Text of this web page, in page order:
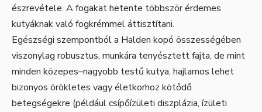
észrevétele. A fogakat hetente többször érdemes
kutyáknak való fogkrémmel áttisztítani.
Egészségi szempontból a Halden kopó összességében
viszonylag robusztus, munkára tenyésztett fajta, de mint
minden közepes–nagyobb testű kutya, hajlamos lehet
bizonyos örökletes vagy életkorhoz kötődő
betegségekre (például csípőízületi diszplázia, ízületi